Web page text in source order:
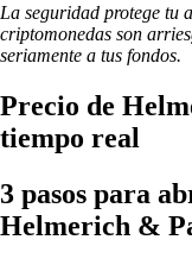
La seguridad protege tu
criptomonedas son
seriamente a tus fondos.
Precio de
tiempo real
3 pasos para
Helmerich &